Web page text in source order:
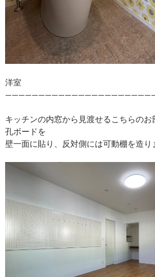
洋室
キッチンの内窓から見渡せるこちらの
孔ボードを
壁一面に貼り、反対側には可動棚を造り